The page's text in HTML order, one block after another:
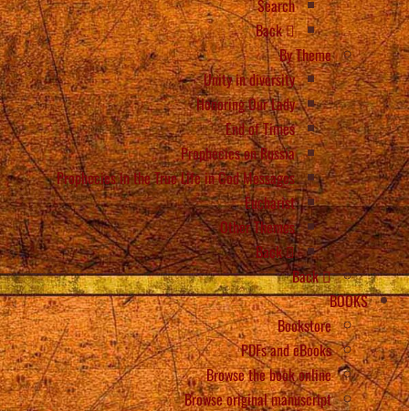
Search
Back
By Theme
Unity in diversity
Honoring Our Lady
End of Times
Prophecies on Russia
Prophecies in the True Life in God Messages
Eucharist
Other Themes
Back
Back
BOOKS
Bookstore
PDFs and eBooks
Browse the book online
Browse original manuscript